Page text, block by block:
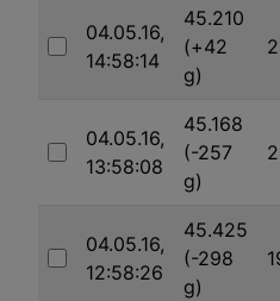
Auswählen
04.05.16,
14:58:14
45.210
(+42
g)
Auswählen
04.05.16,
13:58:08
45.168
(-257
g)
Auswählen
04.05.16,
12:58:26
45.425
(-298
g)